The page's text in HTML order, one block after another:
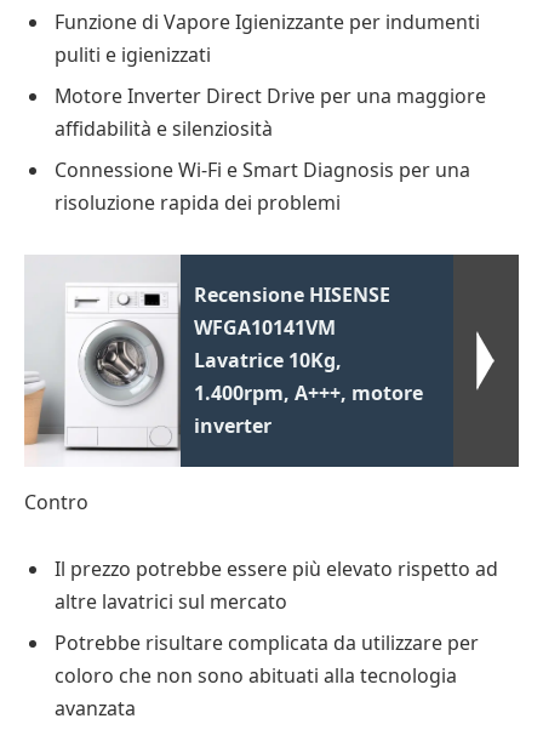
Funzione di Vapore Igienizzante per indumenti
puliti e igienizzati
Motore Inverter Direct Drive per una maggiore
affidabilità e silenziosità
Connessione Wi-Fi e Smart Diagnosis per una
risoluzione rapida dei problemi
Recensione HISENSE
WFGA10141VM
Lavatrice 10Kg,
1.400rpm, A+++, motore
inverter
Contro
Il prezzo potrebbe essere più elevato rispetto ad
altre lavatrici sul mercato
Potrebbe risultare complicata da utilizzare per
coloro che non sono abituati alla tecnologia
avanzata